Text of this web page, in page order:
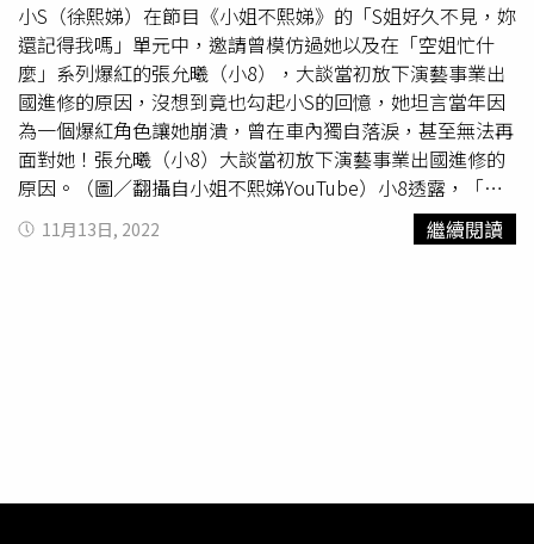
小S（徐熙娣）在節目《小姐不熙娣》的「S姐好久不見，妳
還記得我嗎」單元中，邀請曾模仿過她以及在「空姐忙什
麼」系列爆紅的張允曦（小8），大談當初放下演藝事業出
國進修的原因，沒想到竟也勾起小S的回憶，她坦言當年因
為一個爆紅角色讓她崩潰，曾在車內獨自落淚，甚至無法再
面對她！張允曦（小8）大談當初放下演藝事業出國進修的
原因。（圖／翻攝自小姐不熙娣YouTube）小8透露，「空
姐忙什麼」系列單元，她演了8個月後，由於沒有劇本且都
是即興創作，家紹超多粉絲來扮演乘客，對於她表演的回饋
她透露，當年的內容全由她一個人想出，讓她壓力大到拜託
11月13日, 2022 繼續閱讀